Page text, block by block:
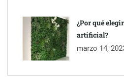
¿Por qué
artificial?
marzo 14,